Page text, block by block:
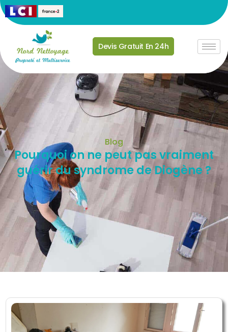
Devis Gratuit En 24h
Blog
Pourquoi on ne peut pas vraiment
guérir du syndrome de Diogène ?